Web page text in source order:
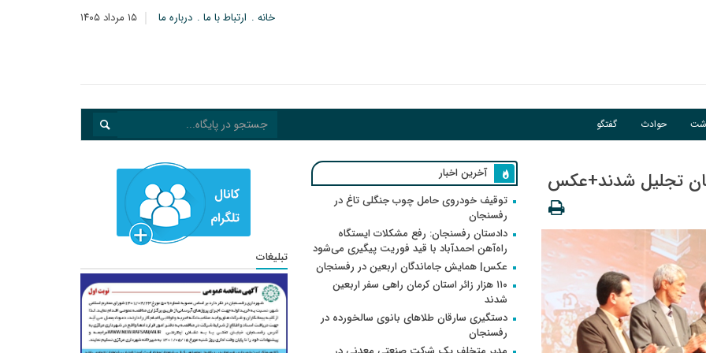
۱۵ مرداد ۱۴۰۵ خانه ارتباط با ما درباره ما
پیگیری می‌شود
حوادث گفتگو
تجلیل شدند+عکس
آخرین اخبار
توقیف خودروی حامل چوب جنگلی تاغ در
رفسنجان
دادستان رفسنجان: رفع مشکلات ایستگاه
راه‌آهن احمدآباد با قید فوریت پیگیری می‌شود
عکس| همایش جاماندگان اربعین در رفسنجان
۱۱۰ هزار زائر استان کرمان راهی سفر اربعین
شدند
دستگیری سارقان طلاهای بانوی سالخورده در
رفسنجان
تبلیغات